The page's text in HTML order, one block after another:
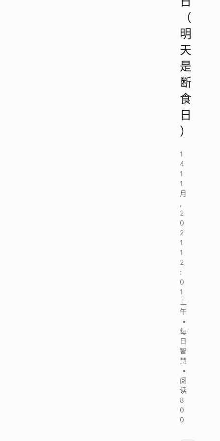
（
明
天
是
断
食
日
）
1
4
1
1
月
,
2
0
2
1
1
2
:
0
1
上
午
•
每
日
智
慧
•
阅
读
8
0
0